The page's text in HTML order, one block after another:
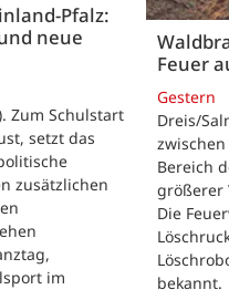
Pfalz:
neue
Zum Schulstart
setzt das
zusätzlichen
im
Feuer
Gestern
Dreis/
Bereich
größerer
Die
bekannt.